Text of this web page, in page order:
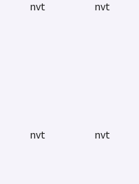
nvt nvt
nvt nvt